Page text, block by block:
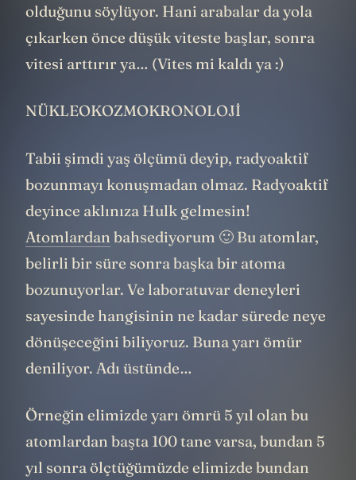
olduğunu söylüyor. Hani arabalar da yola
çıkarken önce düşük viteste başlar, sonra
vitesi arttırır ya… (Vites mi kaldı ya :)
NÜKLEOKOZMOKRONOLOJİ
Tabii şimdi yaş ölçümü deyip, radyoaktif
bozunmayı konuşmadan olmaz. Radyoaktif
deyince aklınıza Hulk gelmesin!
Atomlardan bahsediyorum 🙂 Bu atomlar,
belirli bir süre sonra başka bir atoma
bozunuyorlar. Ve laboratuvar deneyleri
sayesinde hangisinin ne kadar sürede neye
dönüşeceğini biliyoruz. Buna yarı ömür
deniliyor. Adı üstünde…
Örneğin elimizde yarı ömrü 5 yıl olan bu
atomlardan başta 100 tane varsa, bundan 5
yıl sonra ölçtüğümüzde elimizde bundan